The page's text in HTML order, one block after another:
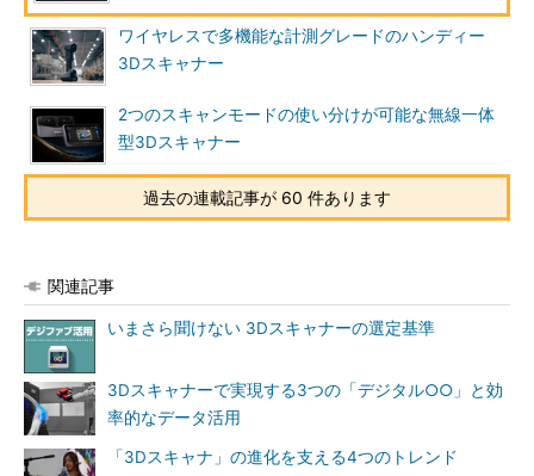
ワイヤレスで多機能な計測グレードのハンディー
3Dスキャナー
2つのスキャンモードの使い分けが可能な無線一体
型3Dスキャナー
過去の連載記事が 60 件あります
関連記事
いまさら聞けない 3Dスキャナーの選定基準
3Dスキャナーで実現する3つの「デジタル○○」と効
率的なデータ活用
「3Dスキャナ」の進化を支える4つのトレンド